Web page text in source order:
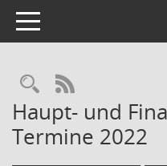
Toggle navigation
RSS-Feed
Haupt- und
Termine 2022